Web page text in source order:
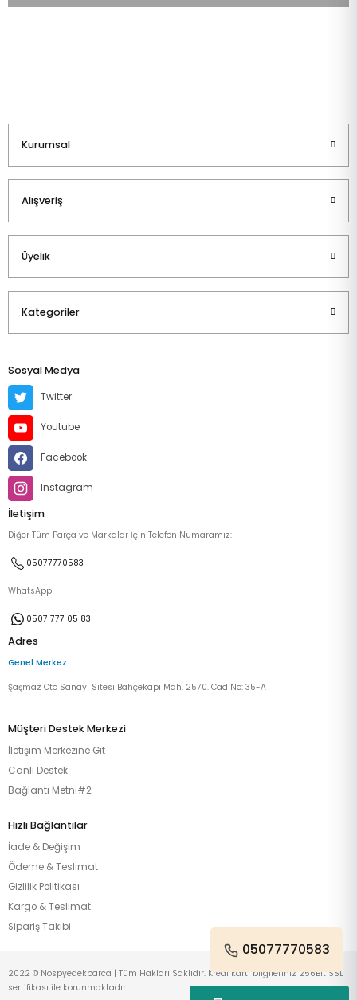
Kurumsal
Alışveriş
Üyelik
Kategoriler
Sosyal Medya
Twitter
Youtube
Facebook
Instagram
İletişim
Diğer Tüm Parça ve Markalar İçin Telefon Numaramız:
05077770583
WhatsApp
0507 777 05 83
Adres
Genel Merkez
Şaşmaz Oto Sanayi Sitesi Bahçekapı Mah. 2570. Cad No: 35-A
Müşteri Destek Merkezi
İletişim Merkezine Git
Canlı Destek
Bağlantı Metni#2
Hızlı Bağlantılar
İade & Değişim
Ödeme & Teslimat
Gizlilik Politikası
Kargo & Teslimat
Sipariş Takibi
05077770583
2022 © Nospyedekparca | Tüm Hakları Saklıdır. Kredi kartı bilgileriniz 256Bit SSL
sertifikası ile korunmaktadır.